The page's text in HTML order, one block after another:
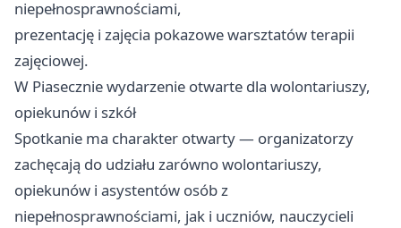
niepełnosprawnościami,
prezentację i zajęcia pokazowe warsztatów terapii
zajęciowej.
W Piasecznie wydarzenie otwarte dla wolontariuszy,
opiekunów i szkół
Spotkanie ma charakter otwarty — organizatorzy
zachęcają do udziału zarówno wolontariuszy,
opiekunów i asystentów osób z
niepełnosprawnościami, jak i uczniów, nauczycieli